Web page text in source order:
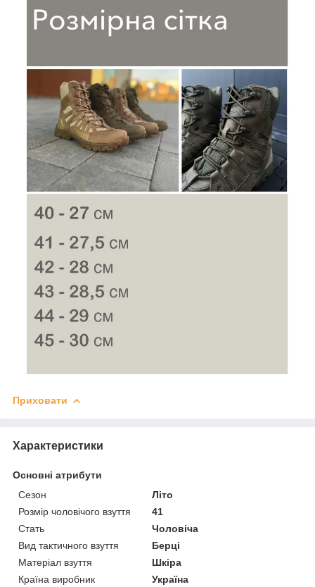
Приховати
Характеристики
Основні атрибути
Сезон
Літо
Розмір чоловічого взуття
41
Стать
Чоловіча
Вид тактичного взуття
Берці
Матеріал взуття
Шкіра
Країна виробник
Україна